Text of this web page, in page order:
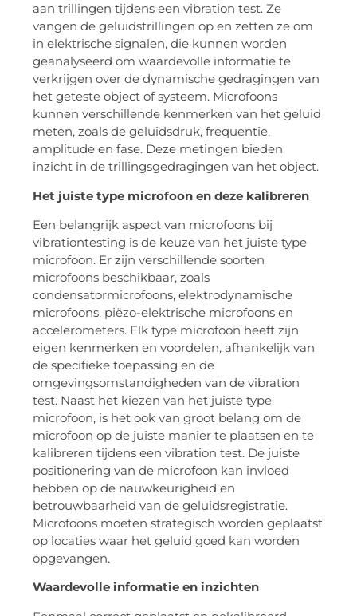
aan trillingen tijdens een vibration test. Ze
vangen de geluidstrillingen op en zetten ze om
in elektrische signalen, die kunnen worden
geanalyseerd om waardevolle informatie te
verkrijgen over de dynamische gedragingen van
het geteste object of systeem. Microfoons
kunnen verschillende kenmerken van het geluid
meten, zoals de geluidsdruk, frequentie,
amplitude en fase. Deze metingen bieden
inzicht in de trillingsgedragingen van het object.
Het juiste type microfoon en deze kalibreren
Een belangrijk aspect van microfoons bij
vibrationtesting is de keuze van het juiste type
microfoon. Er zijn verschillende soorten
microfoons beschikbaar, zoals
condensatormicrofoons, elektrodynamische
microfoons, piëzo-elektrische microfoons en
accelerometers. Elk type microfoon heeft zijn
eigen kenmerken en voordelen, afhankelijk van
de specifieke toepassing en de
omgevingsomstandigheden van de vibration
test. Naast het kiezen van het juiste type
microfoon, is het ook van groot belang om de
microfoon op de juiste manier te plaatsen en te
kalibreren tijdens een vibration test. De juiste
positionering van de microfoon kan invloed
hebben op de nauwkeurigheid en
betrouwbaarheid van de geluidsregistratie.
Microfoons moeten strategisch worden geplaatst
op locaties waar het geluid goed kan worden
opgevangen.
Waardevolle informatie en inzichten